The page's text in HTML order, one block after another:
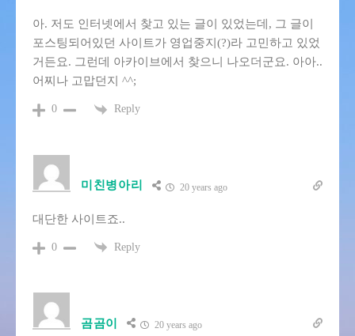
아. 저도 인터넷에서 찾고 있는 글이 있었는데, 그 글이
포스팅되어있던 사이트가 영업중지(?)라 고민하고 있었
거든요. 그런데 아카이브에서 찾으니 나오더군요. 아아..
어찌나 고맙던지 ^^;
0 Reply
미친병아리 20 years ago
대단한 사이트죠..
0 Reply
곰곰이 20 years ago